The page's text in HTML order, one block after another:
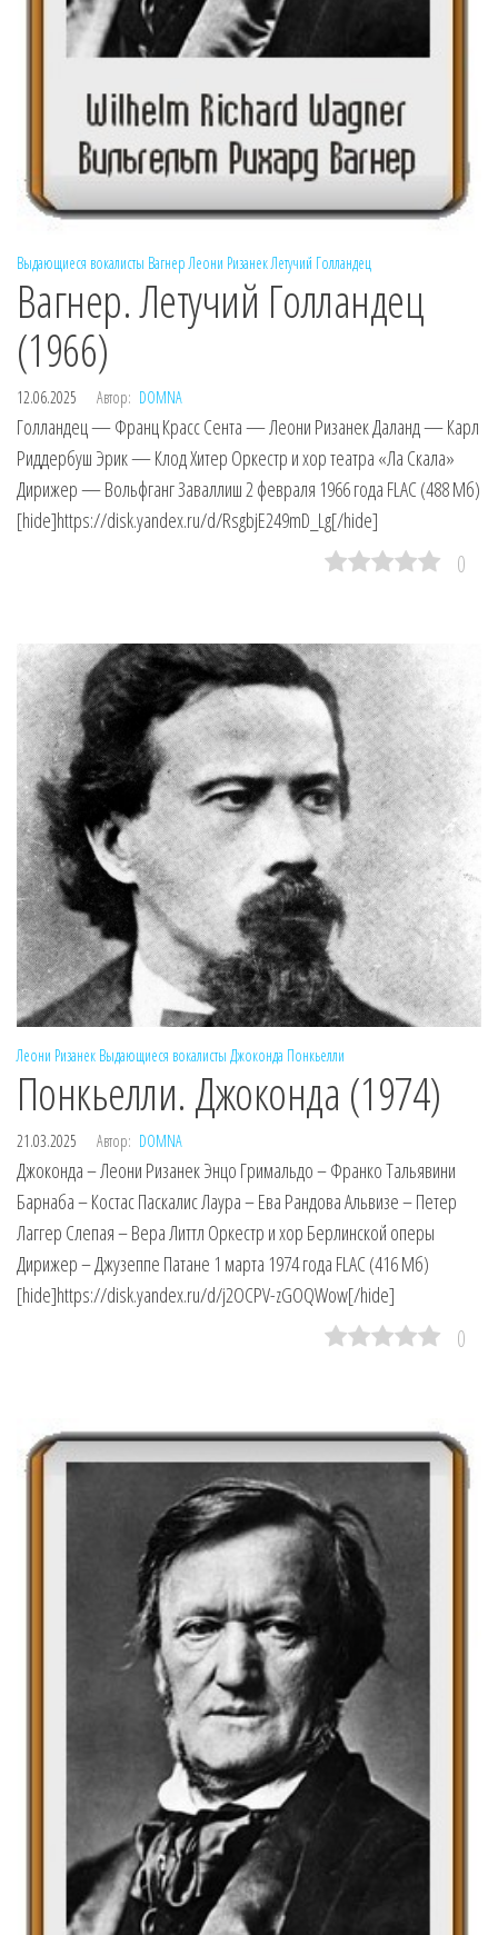
Выдающиеся вокалисты Вагнер Леони РизанекЛетучий Голландец
Вагнер. Летучий Голландец
(1966)
12.06.2025 Автор: DOMNA
Голландец — Франц Красс Сента — Леони Ризанек Даланд — Карл
Риддербуш Эрик — Клод Хитер Оркестр и хор театра «Ла Скала»
Дирижер — Вольфганг Заваллиш 2 февраля 1966 года FLAC (488 Мб)
[hide]https://disk.yandex.ru/d/RsgbjE249mD_Lg[/hide]
0
Леони Ризанек Выдающиеся вокалисты Джоконда Понкьелли
Понкьелли. Джоконда (1974)
21.03.2025 Автор: DOMNA
Джоконда – Леони Ризанек Энцо Гримальдо – Франко Тальявини
Барнаба – Костас Паскалис Лаура – Ева Рандова Альвизе – Петер
Лаггер Слепая – Вера Литтл Оркестр и хор Берлинской оперы
Дирижер – Джузеппе Патане 1 марта 1974 года FLAC (416 Мб)
[hide]https://disk.yandex.ru/d/j2OCPV-zGOQWow[/hide]
0